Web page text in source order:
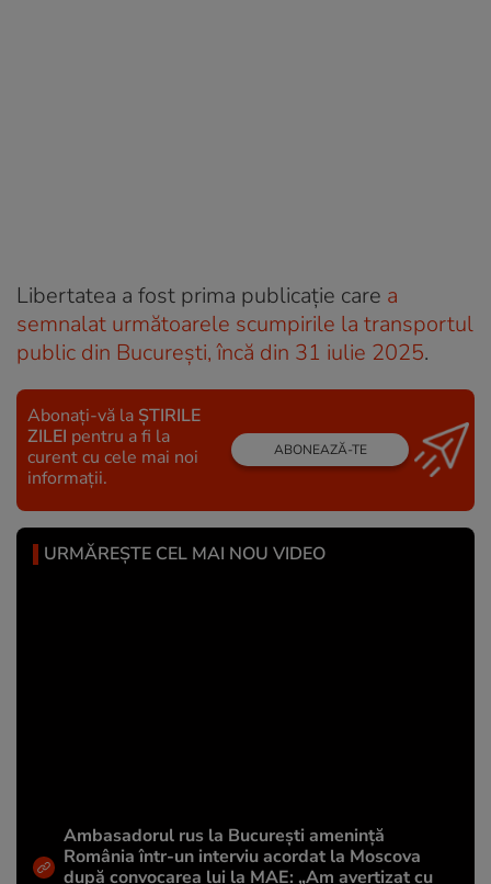
Libertatea a fost prima publicație care a
semnalat următoarele scumpirile la transportul
public din București, încă din 31 iulie 2025.
Abonați-vă la ȘTIRILE
ZILEI pentru a fi la
curent cu cele mai noi
informații.
ABONEAZĂ-TE
URMĂREȘTE CEL MAI NOU VIDEO
Ambasadorul rus la București amenință
România într-un interviu acordat la Moscova
după convocarea lui la MAE: „Am avertizat cu